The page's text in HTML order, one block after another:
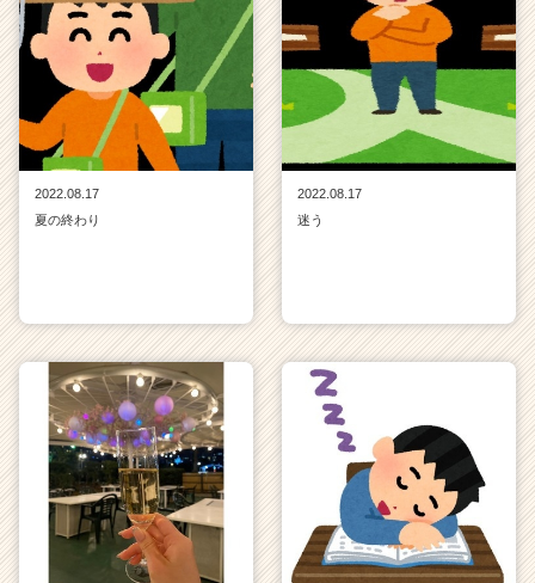
2022.08.17
夏の終わり
2022.08.17
迷う